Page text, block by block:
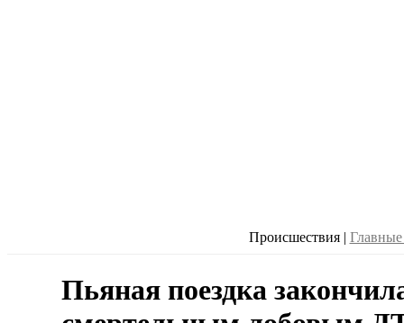
Происшествия |
Пьяная поездка